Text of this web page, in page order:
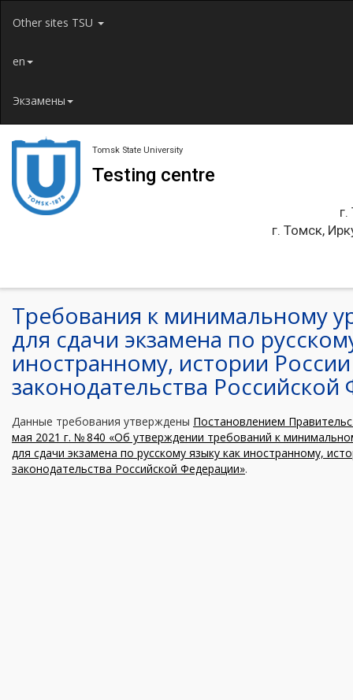
Other sites TSU
en
Экзамены
Tomsk State University
Testing centre
г. Томск,
Требования к минимальному
для сдачи экзамена по
иностранному, истории
законодательства
Данные требования утверждены Постановлением
мая 2021 г. № 840 «Об утверждении требований к
для сдачи экзамена по русскому языку как иностранному,
законодательства Российской Федерации».